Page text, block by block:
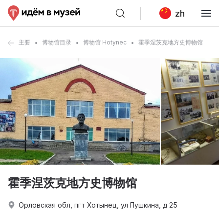
zh
主要 博物馆目录 博物馆 Hotynec 霍季涅茨克地方史博物馆
霍季涅茨克地方史博物馆
Орловская обл, пгт Хотынец, ул Пушкина, д 25